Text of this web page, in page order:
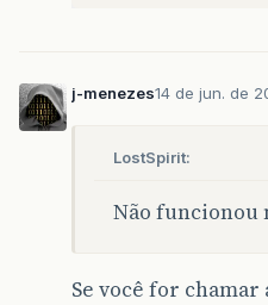
j-menezes14 de jun. de
LostSpirit:
Não funcionou
Se você for